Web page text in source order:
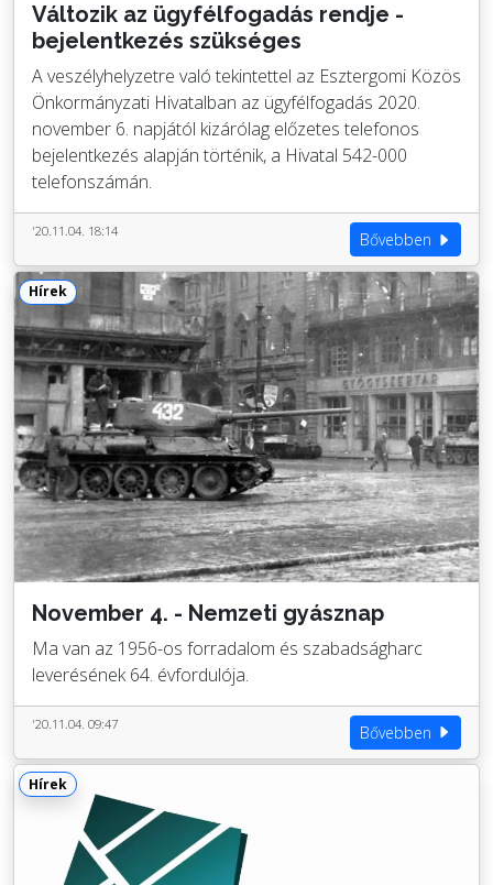
Változik az ügyfélfogadás rendje -
bejelentkezés szükséges
A veszélyhelyzetre való tekintettel az Esztergomi Közös
Önkormányzati Hivatalban az ügyfélfogadás 2020.
november 6. napjától kizárólag előzetes telefonos
bejelentkezés alapján történik, a Hivatal 542-000
telefonszámán.
'20.11.04. 18:14 Bővebben
Hírek
November 4. - Nemzeti gyásznap
Ma van az 1956-os forradalom és szabadságharc
leverésének 64. évfordulója.
'20.11.04. 09:47 Bővebben
Hírek